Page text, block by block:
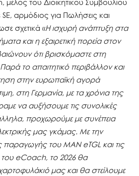
του Διοικητικού Συμβουλίου
αρμόδιος για Πωλήσεις και
σχετικά «Η ισχυρή ανάπτυξη στα
και η εξαιρετική πορεία στον
ότι βρισκόμαστε στη
το απαιτητικό περιβάλλον και
στην ευρωπαϊκή αγορά
στη Γερμανία, με τα χρόνια της
να αυξήσουμε τις συνολικές
προχωρούμε με συνέπεια
μας γκάμας. Με την
παραγωγής του MAN eTGL και τις
eCoach, το 2026 θα
μας και θα στείλουμε